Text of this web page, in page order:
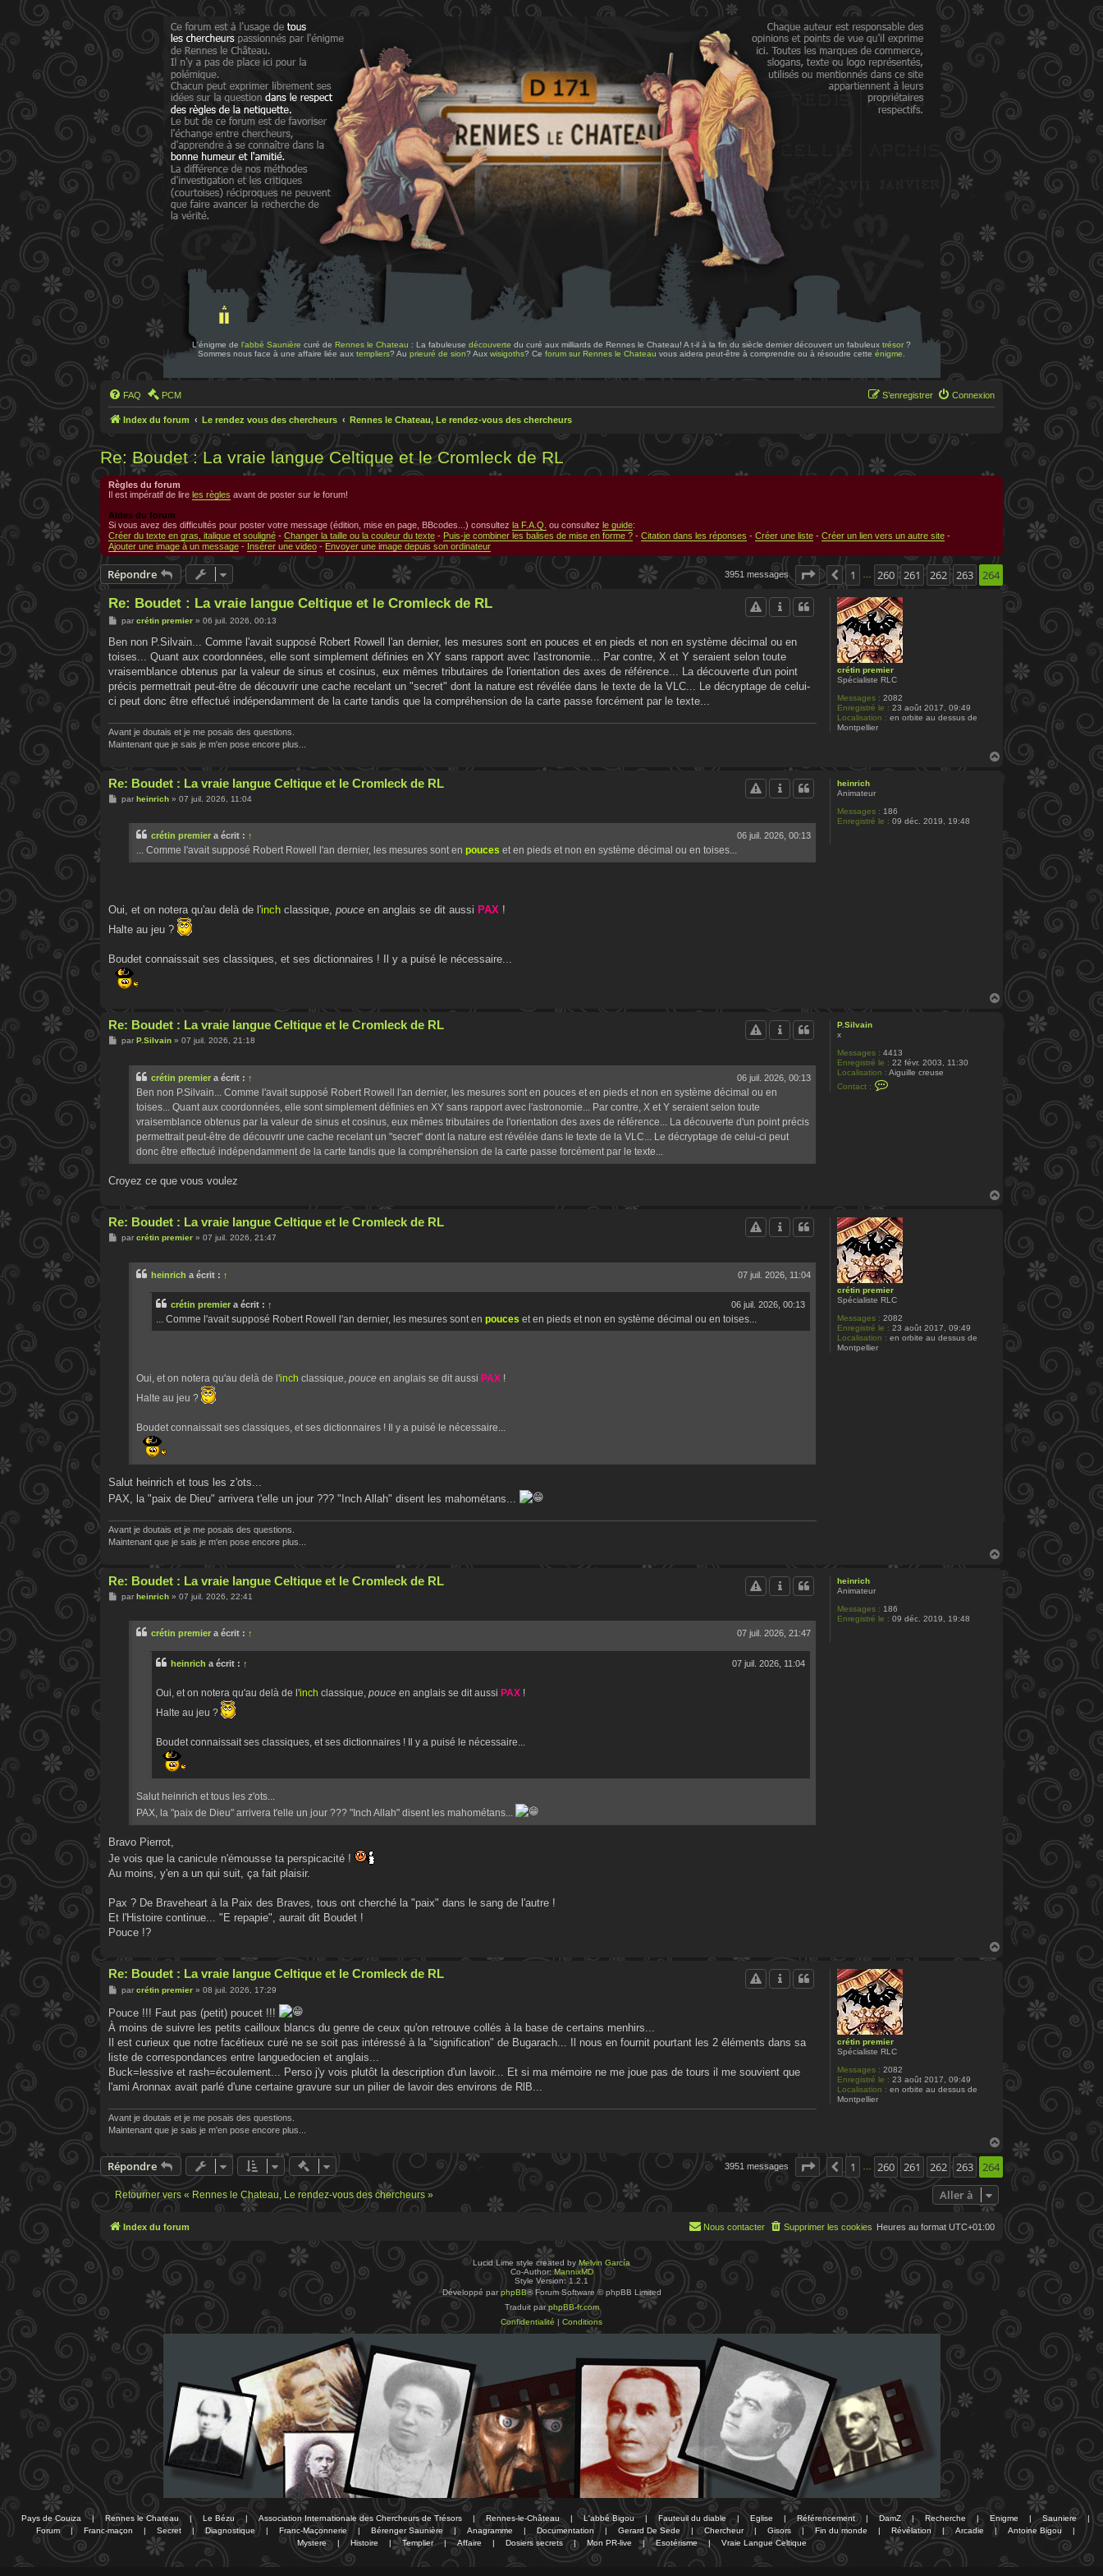
L'énigme de l'abbé Saunière curé de Rennes le Chateau : La fabuleuse découverte du curé aux milliards de Rennes le Chateau! A t-il à la fin du siècle dernier découvert un fabuleux trésor ?
Sommes nous face à une affaire liée aux templiers? Au prieuré de sion? Aux wisigoths? Ce forum sur Rennes le Chateau vous aidera peut-être à comprendre ou à résoudre cette énigme
FAQ PCM Connexion
S’enregistrer
Index du forum Le rendez vous des chercheurs Rennes le Chateau, Le rendez-vous des chercheurs
Re: Boudet : La vraie langue Celtique et le Cromleck de RL
Règles du forum
Il est impératif de lire les règles avant de poster sur le forum!
Aides du forum
Si vous avez des difficultés pour poster votre message (édition, mise en page, BBcodes...) consultez la F.A.Q. ou consultez le guide:
Créer du texte en gras, italique et souligné - Changer la taille ou la couleur du texte - Puis-je combiner les balises de mise en forme ? - Citation dans les réponses - Créer une liste - Créer un lien vers un autre site -
Ajouter une image à un message - Insérer une video - Envoyer une image depuis son ordinateur
Répondre 3951 messages Page 264 sur264
Précédente
1 260 261 262 263 264
crétin premier
Spécialiste RLC
Messages : 2082
Enregistré le : 23 août 2017, 09:49
Localisation : en orbite au dessus de
Montpellier
Re: Boudet : La vraie langue Celtique et le Cromleck de RL
M
s
a
g
par crétin premier» 06 juil. 2026, 00:13
Ben non P.Silvain... Comme l'avait supposé Robert Rowell l'an dernier, les mesures sont en pouces et en pieds et non en système décimal ou en
toises... Quant aux coordonnées, elle sont simplement définies en XY sans rapport avec l'astronomie... Par contre, X et Y seraient selon toute
vraisemblance obtenus par la valeur de sinus et cosinus, eux mêmes tributaires de l'orientation des axes de référence... La découverte d'un point
précis permettrait peut-être de découvrir une cache recelant un "secret" dont la nature est révélée dans le texte de la VLC... Le décryptage de celui-
ci peut donc être effectué indépendamment de la carte tandis que la compréhension de la carte passe forcément par le texte...
Avant je doutais et je me posais des questions.
Maintenant que je sais je m'en pose encore plus...
H
heinrich
Animateur
Messages : 186
Enregistré le : 09 déc. 2019, 19:48
Re: Boudet : La vraie langue Celtique et le Cromleck de RL
Mpar heinrich» 07 juil. 2026, 11:04
crétin premier a écrit : ↑ 06 juil. 2026, 00:13
... Comme l'avait supposé Robert Rowell l'an dernier, les mesures sont en pouces et en pieds et non en système décimal ou en toises...
Oui, et on notera qu'au delà de l'inch classique, pouce en anglais se dit aussi PAX !
Halte au jeu ?
Boudet connaissait ses classiques, et ses dictionnaires ! Il y a puisé le nécessaire...
P.Silvain
x
Messages : 4413
Enregistré le : 22 févr. 2003, 11:30
Localisation : Aiguille creuse
Contact :
v
a
i
n
Re: Boudet : La vraie langue Celtique et le Cromleck de RL
Mpar P.Silvain» 07 juil. 2026, 21:18
crétin premier a écrit : ↑ 06 juil. 2026, 00:13
Ben non P.Silvain... Comme l'avait supposé Robert Rowell l'an dernier, les mesures sont en pouces et en pieds et non en système décimal ou en
toises... Quant aux coordonnées, elle sont simplement définies en XY sans rapport avec l'astronomie... Par contre, X et Y seraient selon toute
vraisemblance obtenus par la valeur de sinus et cosinus, eux mêmes tributaires de l'orientation des axes de référence... La découverte d'un point précis
permettrait peut-être de découvrir une cache recelant un "secret" dont la nature est révélée dans le texte de la VLC... Le décryptage de celui-ci peut
donc être effectué indépendamment de la carte tandis que la compréhension de la carte passe forcément par le texte...
Croyez ce que vous voulez
crétin premier
Spécialiste RLC
Messages : 2082
Enregistré le : 23 août 2017, 09:49
Localisation : en orbite au dessus de
Montpellier
Re: Boudet : La vraie langue Celtique et le Cromleck de RL
Mpar crétin premier» 07 juil. 2026, 21:47
heinrich a écrit : ↑ 07 juil. 2026, 11:04
crétin premier a écrit : ↑ 06 juil. 2026, 00:13
... Comme l'avait supposé Robert Rowell l'an dernier, les mesures sont en pouces et en pieds et non en système décimal ou en toises...
Oui, et on notera qu'au delà de l'inch classique, pouce en anglais se dit aussi PAX !
Halte au jeu ?
Boudet connaissait ses classiques, et ses dictionnaires ! Il y a puisé le nécessaire...
Salut heinrich et tous les z'ots...
PAX, la "paix de Dieu" arrivera t'elle un jour ??? "Inch Allah" disent les mahométans...
Avant je doutais et je me posais des questions.
Maintenant que je sais je m'en pose encore plus...
u
heinrich
Animateur
Messages : 186
Enregistré le : 09 déc. 2019, 19:48
Re: Boudet : La vraie langue Celtique et le Cromleck de RL
Mpar heinrich» 07 juil. 2026, 22:41
crétin premier a écrit : ↑ 07 juil. 2026, 21:47
heinrich a écrit : ↑ 07 juil. 2026, 11:04
Oui, et on notera qu'au delà de l'inch classique, pouce en anglais se dit aussi PAX !
Halte au jeu ?
Boudet connaissait ses classiques, et ses dictionnaires ! Il y a puisé le nécessaire...
Salut heinrich et tous les z'ots...
PAX, la "paix de Dieu" arrivera t'elle un jour ??? "Inch Allah" disent les mahométans...
Bravo Pierrot,
Je vois que la canicule n'émousse ta perspicacité !
Au moins, y'en a un qui suit, ça fait plaisir.
Pax ? De Braveheart à la Paix des Braves, tous ont cherché la "paix" dans le sang de l'autre !
Et l'Histoire continue... "E repapie", aurait dit Boudet !
Pouce !?
u
crétin premier
Spécialiste RLC
Messages : 2082
Enregistré le : 23 août 2017, 09:49
Localisation : en orbite au dessus de
Montpellier
Re: Boudet : La vraie langue Celtique et le Cromleck de RL
M
s
a
e
par crétin premier» 08 juil. 2026, 17:29
Pouce !!! Faut pas (petit) poucet !!!
À moins de suivre les petits cailloux blancs du genre de ceux qu'on retrouve collés à la base de certains menhirs...
Il est curieux que notre facétieux curé ne se soit pas intéressé à la "signification" de Bugarach... Il nous en fournit pourtant les 2 éléments dans sa
liste de correspondances entre languedocien et anglais...
Buck=lessive et rash=écoulement... Perso j'y vois plutôt la description d'un lavoir... Et si ma mémoire ne me joue pas de tours il me souvient que
l'ami Aronnax avait parlé d'une certaine gravure sur un pilier de lavoir des environs de RlB...
Avant je doutais et je me posais des questions.
Maintenant que je sais je m'en pose encore plus...
t
Répondre Actions rapides de modération 3951 messages Page 264 sur 264
Précédente
1 260 261 262 263 264
Retourner vers « Rennes le Chateau, Le rendez-vous des chercheurs » Aller à
Index du forum Heures au format UTC+01:00
Supprimer les cookies
Nous contacter
Lucid Lime style created byMelvin García
Co-Author:MannixMD
Style Version: 1.2.1
Développé par phpBB® Forum Software © phpBB Limited
Traduit parphpBB-fr.com
Confidentialité | Conditions
Pays de Couiza | Rennes le Chateau | Le Bézu | Association Internationale des Chercheurs de Trésors | Rennes-le-Château | L'abbé Bigou | Fauteuil du diable | Eglise | Référencement | DamZ | Recherche | Enigme | Sauniere
|
Forum
| Franc-maçon | Secret | Diagnostique | Franc-Maçonnerie | Bérenger Saunière | Anagramme | Documentation | Gerard De Sede | Chercheur | Gisors | Fin du monde | Révélation | Arcadie | Antoine Bigou
|
Mystere
| Histoire | Templier | Affaire | Dosiers secrets | Mon PR-live | Esotérisme | Vraie Langue Celtique